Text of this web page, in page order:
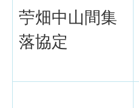
苧畑中山間集
落協定